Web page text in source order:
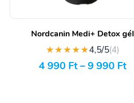
Nordcanin Medi+ Detox gél
★★★★★4,5/5(4)
4 990 Ft–9 990 Ft